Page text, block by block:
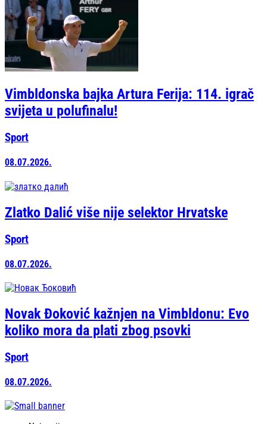
Vimbldonska bajka Artura Ferija: 114. igrač
svijeta u polufinalu!
Sport
08.07.2026.
Zlatko Dalić više nije selektor Hrvatske
Sport
08.07.2026.
Novak Đoković kažnjen na Vimbldonu: Evo
koliko mora da plati zbog psovki
Sport
08.07.2026.